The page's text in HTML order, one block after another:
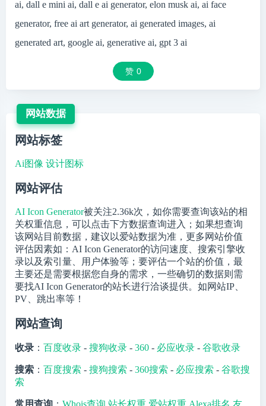
ai, dall e mini ai, dall e ai generator, elon musk ai, ai face
generator, free ai art generator, ai generated images, ai
generated art, google ai, generative ai, gpt 3 ai
赞 0
网站数据
网站标签
Ai图像 设计图标
网站评估
AI Icon Generator被关注2.36k次，如你需要查询该站的相
关权重信息，可以点击下方数据查询进入；如果想查询
该网站目前数据，建议以爱站数据为准，更多网站价值
评估因素如：AI Icon Generator的访问速度、搜索引擎收
录以及索引量、用户体验等；要评估一个站的价值，最
主要还是需要根据您自身的需求，一些确切的数据则需
要找AI Icon Generator的站长进行洽谈提供。如网站IP、
PV、跳出率等！
网站查询
收录 ： 百度收录 - 搜狗收录 - 360 - 必应收录 - 谷歌收录
搜索 ： 百度搜索 - 搜狗搜索 - 360搜索 - 必应搜索 - 谷歌搜
索
常用查询 ： Whois查询 站长权重 爱站权重 Alexa排名 友